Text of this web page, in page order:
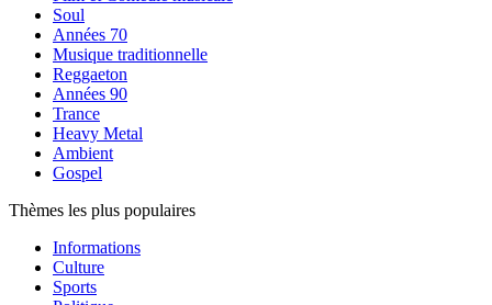
Soul
Années 70
Musique traditionnelle
Reggaeton
Années 90
Trance
Heavy Metal
Ambient
Gospel
Thèmes les plus populaires
Informations
Culture
Sports